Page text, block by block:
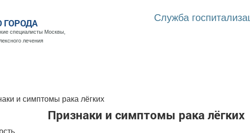
ГОРОДА
специалисты Москвы,
лечения
Служба
и симптомы рака лёгких
Признаки и симптомы рака лёгких